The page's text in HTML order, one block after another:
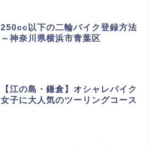
250cc以下の二輪バイク登録方法
～神奈川県横浜市青葉区
【江の島・鎌倉】オシャレバイク
女子に大人気のツーリングコース